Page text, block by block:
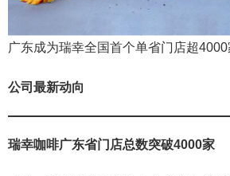
广东成为瑞幸全国首个单省门店超
公司最新动向
瑞幸咖啡广东省门店总数突破4000家